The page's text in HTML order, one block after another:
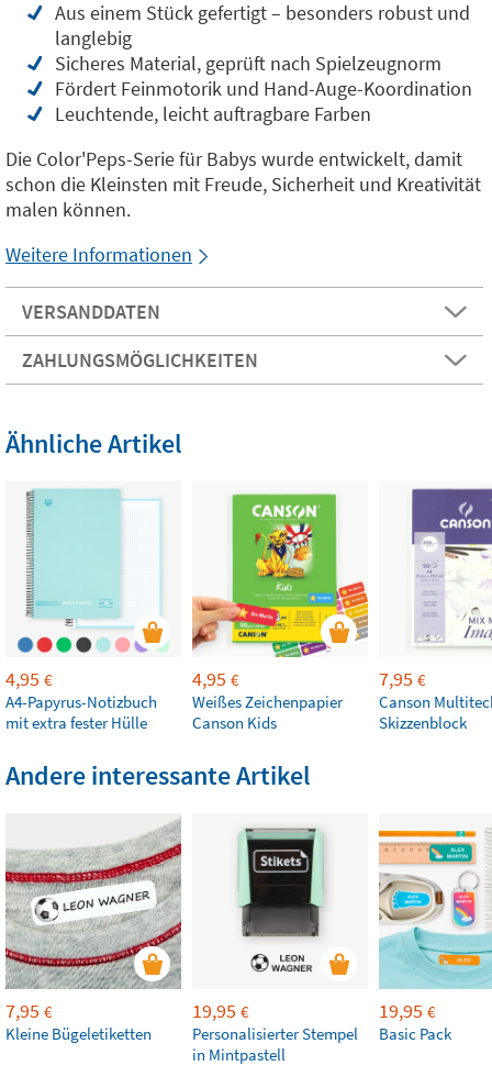
Aus einem Stück gefertigt – besonders robust und
langlebig
Sicheres Material, geprüft nach Spielzeugnorm
Fördert Feinmotorik und Hand-Auge-Koordination
Leuchtende, leicht auftragbare Farben
Die Color'Peps-Serie für Babys wurde entwickelt, damit
schon die Kleinsten mit Freude, Sicherheit und Kreativität
malen können.
Weitere Informationen
VERSANDDATEN
ZAHLUNGSMÖGLICHKEITEN
Ähnliche Artikel
4,95 €
A4-Papyrus-Notizbuch
mit extra fester Hülle
4,95 €
Weißes Zeichenpapier
Canson Kids
7,95 €
Canson
Skizzenblock
Andere interessante Artikel
7,95 €
Kleine Bügeletiketten
19,95 €
Personalisierter Stempel
in Mintpastell
19,95 €
Basic Pack